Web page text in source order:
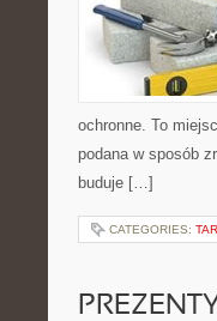
ochronne. To
podana w sposób
buduje […]
CATEGORIES: